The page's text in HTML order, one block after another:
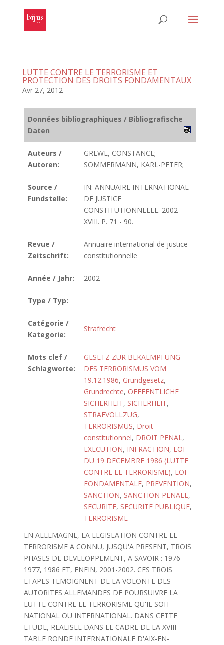
LUTTE CONTRE LE TERRORISME ET
PROTECTION DES DROITS FONDAMENTAUX
Avr 27, 2012
Données bibliographiques / Bibliografische
Daten
Auteurs /
Autoren:
GREWE, CONSTANCE;
SOMMERMANN, KARL-PETER;
Source /
Fundstelle:
IN: ANNUAIRE INTERNATIONAL
DE JUSTICE
CONSTITUTIONNELLE. 2002-
XVIII. P. 71 - 90.
Revue /
Zeitschrift:
Annuaire international de justice
constitutionnelle
Année / Jahr: 2002
Type / Typ:
Catégorie /
Kategorie:
Strafrecht
Mots clef /
Schlagworte:
GESETZ ZUR BEKAEMPFUNG
DES TERRORISMUS VOM
19.12.1986, Grundgesetz,
Grundrechte, OEFFENTLICHE
SICHERHEIT, SICHERHEIT,
STRAFVOLLZUG,
TERRORISMUS, Droit
constitutionnel, DROIT PENAL,
EXECUTION, INFRACTION, LOI
DU 19 DECEMBRE 1986 (LUTTE
CONTRE LE TERRORISME), LOI
FONDAMENTALE, PREVENTION,
SANCTION, SANCTION PENALE,
SECURITE, SECURITE PUBLIQUE,
TERRORISME
EN ALLEMAGNE, LA LEGISLATION CONTRE LE
TERRORISME A CONNU, JUSQU'A PRESENT, TROIS
PHASES DE DEVELOPPEMENT, A SAVOIR : 1976-
1977, 1986 ET, ENFIN, 2001-2002. CES TROIS
ETAPES TEMOIGNENT DE LA VOLONTE DES
AUTORITES ALLEMANDES DE POURSUIVRE LA
LUTTE CONTRE LE TERRORISME QU'IL SOIT
NATIONAL OU INTERNATIONAL. DANS CETTE
ETUDE, REALISEE DANS LE CADRE DE LA XVIII
TABLE RONDE INTERNATIONALE D'AIX-EN-